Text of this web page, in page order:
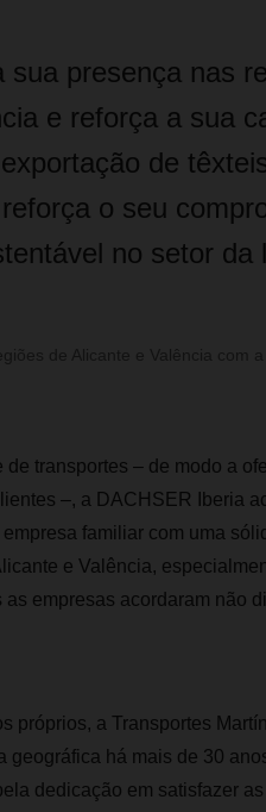
presença nas
e reforça a sua
de
o seu
no setor da
transportes – de modo a
–, a DACHSER Iberia
familiar com uma
e Valência,
as empresas acordaram não
próprios, a Transportes
há mais de 30
dedicação em satisfazer